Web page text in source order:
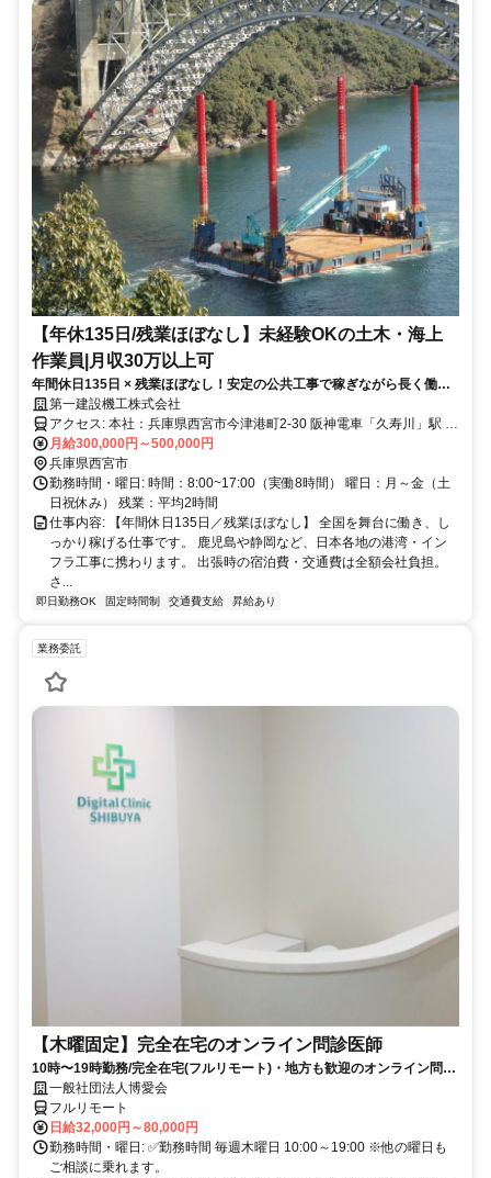
【年休135日/残業ほぼなし】未経験OKの土木・海上
作業員|月収30万以上可
年間休日135日 × 残業ほぼなし！安定の公共工事で稼ぎながら長く働け
ます。
第一建設機工株式会社
アクセス: 本社：兵庫県西宮市今津港町2-30 阪神電車「久寿川」駅 南
口より 徒歩約9分 資材センター：兵庫県西宮市西宮浜2-42（資材準
備・機材管理拠点） 車通勤可／原付バイク通勤可
月給300,000円～500,000円
兵庫県西宮市
勤務時間・曜日: 時間：8:00~17:00（実働8時間） 曜日：月～金（土
日祝休み） 残業：平均2時間
仕事内容: 【年間休日135日／残業ほぼなし】 全国を舞台に働き、し
っかり稼げる仕事です。 鹿児島や静岡など、日本各地の港湾・イン
フラ工事に携わります。 出張時の宿泊費・交通費は全額会社負担。
さ...
即日勤務OK 固定時間制 交通費支給 昇給あり
業務委託
【木曜固定】完全在宅のオンライン問診医師
10時〜19時勤務/完全在宅(フルリモート)・地方も歓迎のオンライン問診
業務一般社団法人博愛会
フルリモート
日給32,000円～80,000円
勤務時間・曜日: ✅勤務時間 毎週木曜日 10:00～19:00 ※他の曜日も
ご相談に乗れます。